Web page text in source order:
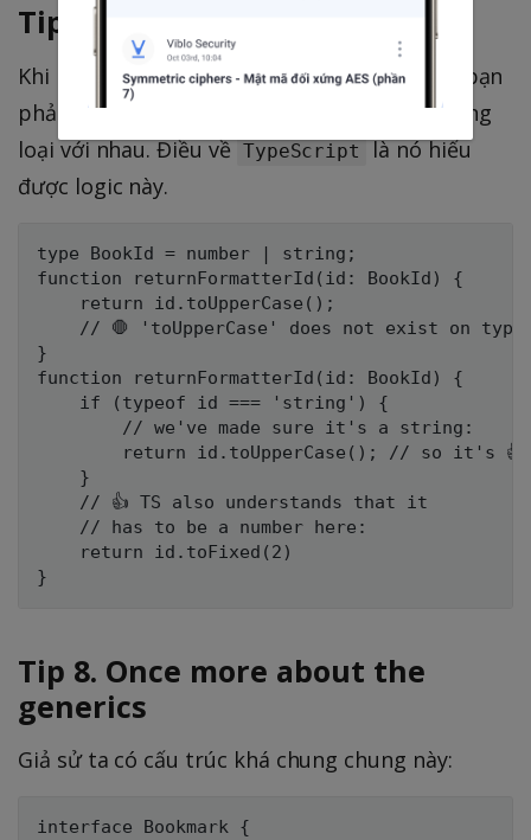
Tip 7. Type Guards
Khi bạn có một giá trị có thể có nhiều type, bạn
phải tính đến thuật toán đó để phân biệt từng
loại với nhau. Điều về TypeScript là nó hiểu
được logic này.
type BookId = number | string;
function returnFormatterId(id: BookId) {
    return id.toUpperCase();
// 🛑 'toUpperCase' does not exist on type
}
function returnFormatterId(id: BookId) {
    if (typeof id === 'string') {
        // we've made sure it's a string:
        return id.toUpperCase(); // so it's 👍
    }
    // 👍 TS also understands that it
    // has to be a number here:
    return id.toFixed(2)
Tip 8. Once more about the
generics
Giả sử ta có cấu trúc khá chung chung này:
interface Bookmark {